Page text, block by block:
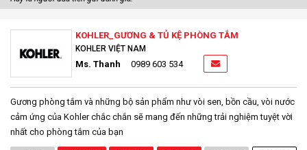
KOHLER_GƯƠNG & TỦ KỆ PHÒNG TẮM
KOHLER VIỆT NAM
Ms. Thanh 0989 603 534
Gương phòng tắm và những bộ sản phẩm như vòi sen, bồn cầu, vòi nước
cảm ứng của Kohler chắc chắn sẽ mang đến những trải nghiệm tuyệt vời
nhất cho phòng tắm của bạn